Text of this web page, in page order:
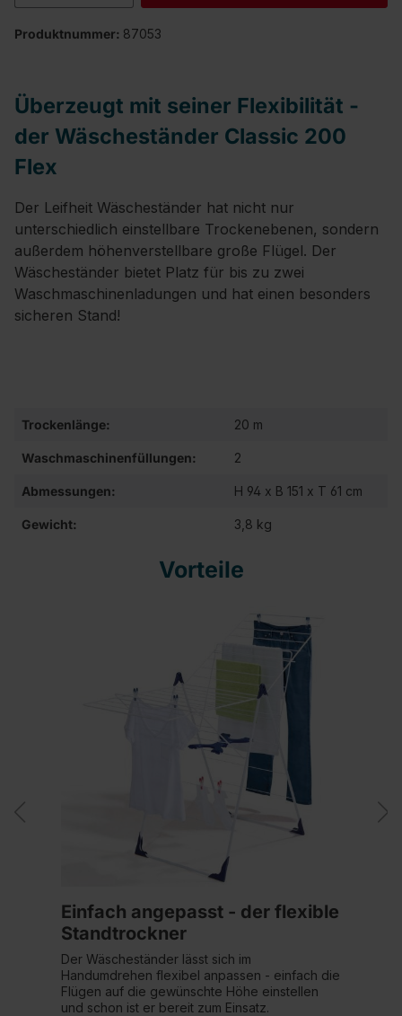
Produktnummer: 87053
Überzeugt mit seiner Flexibilität -
der Wäscheständer Classic 200
Flex
Der Leifheit Wäscheständer hat nicht nur
unterschiedlich einstellbare Trockenebenen, sondern
außerdem höhenverstellbare große Flügel. Der
Wäscheständer bietet Platz für bis zu zwei
Waschmaschinenladungen und hat einen besonders
sicheren Stand!
Trockenlänge: 20 m
Waschmaschinenfüllungen: 2
Abmessungen: H 94 x B 151 x T 61 cm
Gewicht: 3,8 kg
Vorteile
Einfach angepasst - der flexible
Standtrockner
Der Wäscheständer lässt sich im
Handumdrehen flexibel anpassen - einfach die
Flügen auf die gewünschte Höhe einstellen
und schon ist er bereit zum Einsatz.